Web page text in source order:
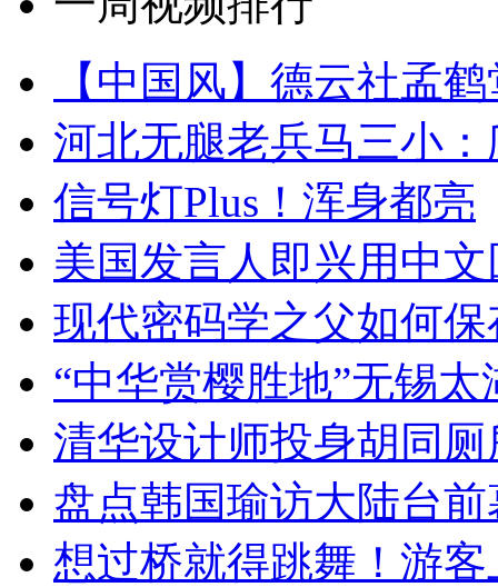
【中国风】德云社孟
河北无腿老兵马三小
信号灯Plus！浑身都亮
美国发言人即兴用中
现代密码学之父如何
“中华赏樱胜地”无锡
清华设计师投身胡同
盘点韩国瑜访大陆台
想过桥就得跳舞！游客